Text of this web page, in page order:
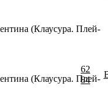
(Клаусура. Плей-
62
84
(Клаусура. Плей-